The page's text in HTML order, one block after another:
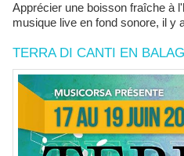
Apprécier une boisson fraîche à
musique live en fond sonore, il y
TERRA DI CANTI EN